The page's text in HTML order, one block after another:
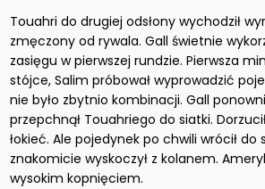
Touahri do drugiej odsłony wychodził
zmęczony od rywala. Gall świetnie
zasięgu w pierwszej rundzie. Pierwsza
stójce, Salim próbował wyprowadzić
nie było zbytnio kombinacji. Gall
przepchnął Touahriego do siatki.
łokieć. Ale pojedynek po chwili wrócił do
znakomicie wyskoczył z kolanem.
wysokim kopnięciem.